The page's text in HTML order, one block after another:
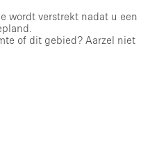
wordt verstrekt nadat u een
of dit gebied? Aarzel niet